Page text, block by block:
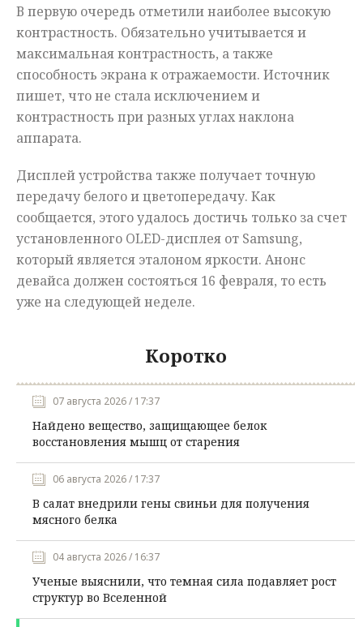
В первую очередь отметили наиболее высокую
контрастность. Обязательно учитывается и
максимальная контрастность, а также
способность экрана к отражаемости. Источник
пишет, что не стала исключением и
контрастность при разных углах наклона
аппарата.
Дисплей устройства также получает точную
передачу белого и цветопередачу. Как
сообщается, этого удалось достичь только за счет
установленного OLED-дисплея от Samsung,
который является эталоном яркости. Анонс
девайса должен состояться 16 февраля, то есть
уже на следующей неделе.
Коротко
07 августа 2026 / 17:37
Найдено вещество, защищающее белок
восстановления мышц от старения
06 августа 2026 / 17:37
В салат внедрили гены свиньи для получения
мясного белка
04 августа 2026 / 16:37
Ученые выяснили, что темная сила подавляет рост
структур во Вселенной